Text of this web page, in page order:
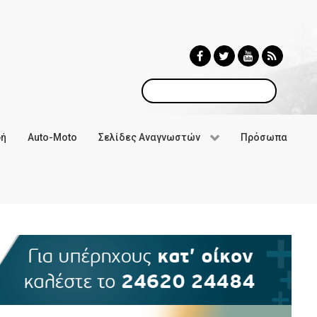
Αναζήτηση
Auto-Moto Σελίδες Αναγνωστών Πρόσωπα